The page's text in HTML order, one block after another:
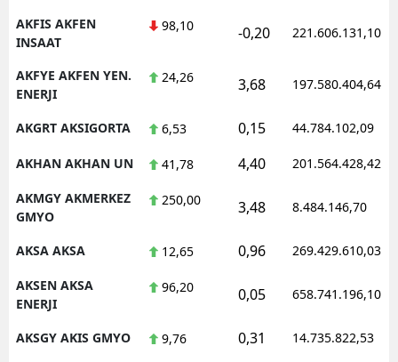
AKFIS AKFEN
INSAAT
98,10 -0,20 221.606.131,10
AKFYE AKFEN YEN.
ENERJI
24,26 3,68 197.580.404,64
AKGRT AKSIGORTA 6,53 0,15 44.784.102,09
AKHAN AKHAN UN 41,78 4,40 201.564.428,42
AKMGY AKMERKEZ
GMYO
250,00 3,48 8.484.146,70
AKSA AKSA 12,65 0,96 269.429.610,03
AKSEN AKSA
ENERJI
96,20 0,05 658.741.196,10
AKSGY AKIS GMYO 9,76 0,31 14.735.822,53